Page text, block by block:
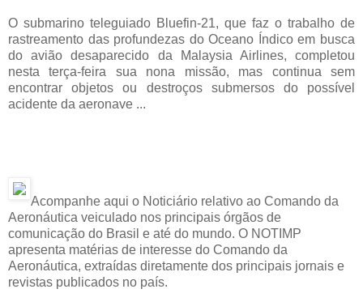
O submarino teleguiado Bluefin-21, que faz o trabalho de
rastreamento das profundezas do Oceano Índico em busca
do avião desaparecido da Malaysia Airlines, completou
nesta terça-feira sua nona missão, mas continua sem
encontrar objetos ou destroços submersos do possível
acidente da aeronave ...
Acompanhe aqui o Noticiário relativo ao Comando da
Aeronáutica veiculado nos principais órgãos de
comunicação do Brasil e até do mundo. O NOTIMP
apresenta matérias de interesse do Comando da
Aeronáutica, extraídas diretamente dos principais jornais e
revistas publicados no país.